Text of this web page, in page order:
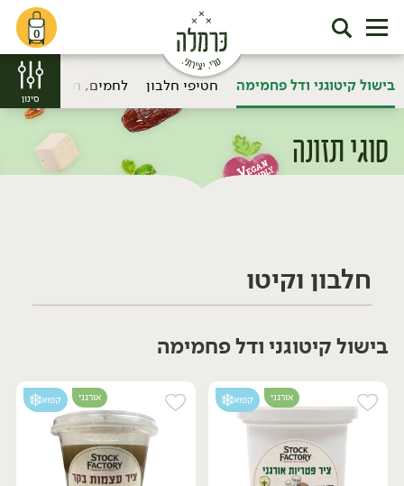
0
סוגי תזונה
בישול קיטוגני ודל פחמימה חטיפי חלבון לחמים, חטיפים
סינון
חלבון וקיטו
בישול קיטוגני ודל פחמימה
אורגני קפוא אורגני קפוא